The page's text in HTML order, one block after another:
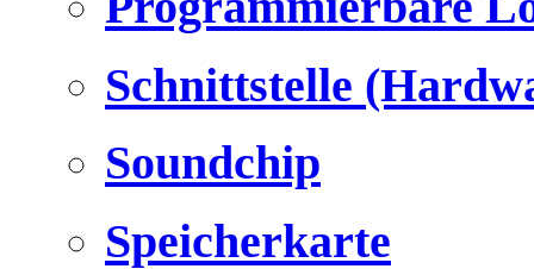
Schnittstelle
Soundchip
Speicherkarte